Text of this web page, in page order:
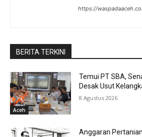
https://
BERITA TERKINI
Aceh
Temui PT SBA,
Desak Usut
8 Agustus 2026
Anggaran